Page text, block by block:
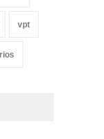
vpt